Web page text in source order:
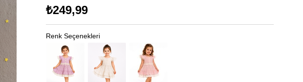
₺249,99